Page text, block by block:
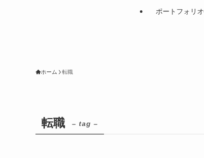
ポートフォリオ
ホーム 転職
転職 – tag –